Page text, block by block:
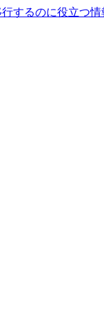
するのに役立つ